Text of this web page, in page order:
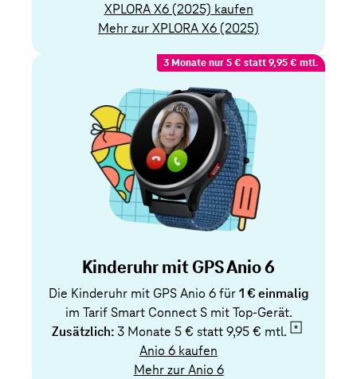
XPLORA X6 (2025) kaufen
Mehr zur XPLORA X6 (2025)
Kinderuhr mit GPS Anio 6
Die Kinderuhr mit GPS Anio 6 für1 € einmalig
im Tarif Smart Connect S mit Top-Gerät.
Zusätzlich:3 Monate 5 € statt 9,95 € mtl.
Anio 6 kaufen
Mehr zur Anio 6
3 Monate nur 5 € statt 9,95 € mtl.